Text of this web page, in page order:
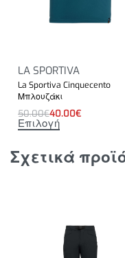
LA SPORTIVA
La Sportiva Cinquecento
Μπλουζάκι
50.00€40.00€
Επιλογή
Σχετικά